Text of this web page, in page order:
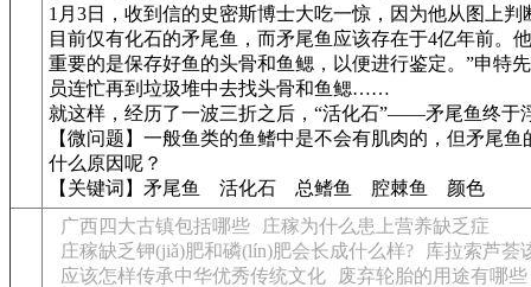
1月3日，收到信的史密斯博士大吃一惊，因为他从图上
目前仅有化石的矛尾鱼，而矛尾鱼应该存在于4亿年前。
重要的是保存好鱼的头骨和鱼鳃，以便进行鉴定。”申特
员连忙再到垃圾堆中去找头骨和鱼鳃……
就这样，经历了一波三折之后，“活化石”——矛尾鱼终于
【微问题】一般鱼类的鱼鳍中是不会有肌肉的，但矛尾
什么原因呢？
【关键词】矛尾鱼 活化石 总鳍鱼 腔棘鱼 颜色
广西四大古镇包括哪些
庄稼为什么患上营养缺乏症
庄稼缺乏钾(jiǎ)肥和磷(lín)肥会长成什么样?
库拉索芦荟
应该怎样传承中华优秀传统文化
废弃轮胎的用途有哪些